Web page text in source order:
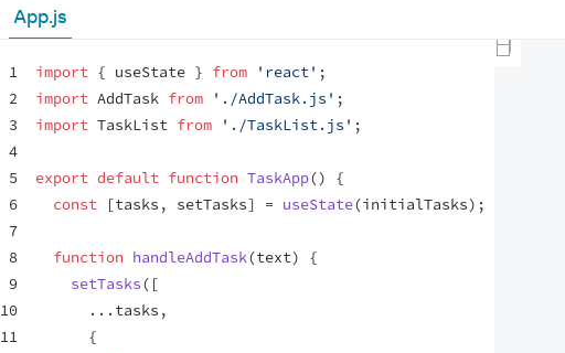
App.js
1
2
3
4
5
6
7
8
9
10
11
import { useState } from 'react' ;
import AddTask from './AddTask.js' ;
import TaskList from './TaskList.js' ;
export default function TaskApp()
{
const
[tasks , setTasks] = useState(initialTasks) ;
function handleAddTask(text)
{
setTasks( [
... tasks ,
{